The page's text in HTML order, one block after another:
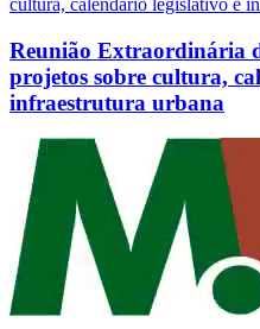
Reunião Extraordinária
projetos sobre cultura,
infraestrutura urbana